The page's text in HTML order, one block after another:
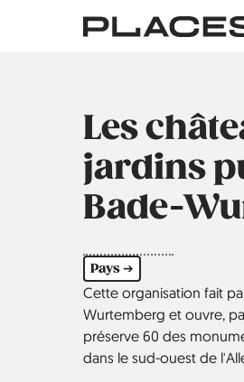
Les
jardins
Bade-
Pays ➔
Cette organisation fait
Wurtemberg et ouvre,
préserve 60 des
dans le sud-ouest de